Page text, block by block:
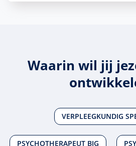
Waarin wil jij
VERPLEEGKUNDIG
PSYCHOTHERAPEUT BIG